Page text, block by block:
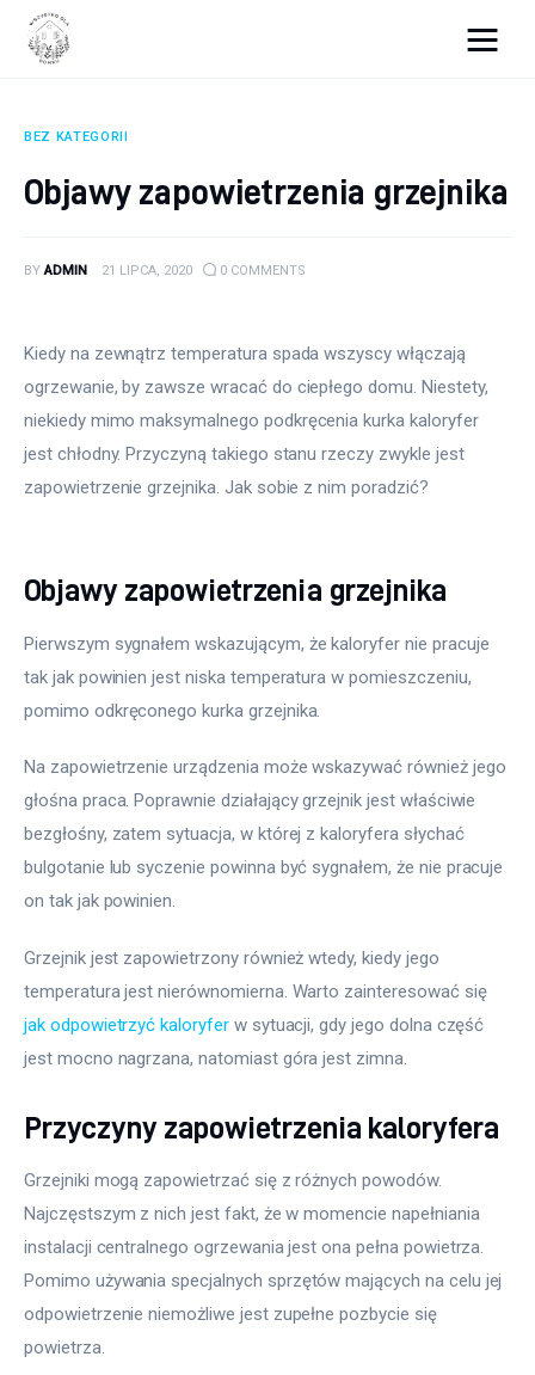
Porady budowlane
BEZ KATEGORII
Objawy zapowietrzenia grzejnika
BY ADMIN 21 LIPCA, 2020 0 COMMENTS
Kiedy na zewnątrz temperatura spada wszyscy włączają
ogrzewanie, by zawsze wracać do ciepłego domu. Niestety,
niekiedy mimo maksymalnego podkręcenia kurka kaloryfer
jest chłodny. Przyczyną takiego stanu rzeczy zwykle jest
zapowietrzenie grzejnika. Jak sobie z nim poradzić?
Objawy zapowietrzenia grzejnika
Pierwszym sygnałem wskazującym, że kaloryfer nie pracuje
tak jak powinien jest niska temperatura w pomieszczeniu,
pomimo odkręconego kurka grzejnika.
Na zapowietrzenie urządzenia może wskazywać również jego
głośna praca. Poprawnie działający grzejnik jest właściwie
bezgłośny, zatem sytuacja, w której z kaloryfera słychać
bulgotanie lub syczenie powinna być sygnałem, że nie pracuje
on tak jak powinien.
Grzejnik jest zapowietrzony również wtedy, kiedy jego
temperatura jest nierównomierna. Warto zainteresować się
jak odpowietrzyć kaloryfer w sytuacji, gdy jego dolna część
jest mocno nagrzana, natomiast góra jest zimna.
Przyczyny zapowietrzenia kaloryfera
Grzejniki mogą zapowietrzać się z różnych powodów.
Najczęstszym z nich jest fakt, że w momencie napełniania
instalacji centralnego ogrzewania jest ona pełna powietrza.
Pomimo używania specjalnych sprzętów mających na celu jej
odpowietrzenie niemożliwe jest zupełne pozbycie się
powietrza.